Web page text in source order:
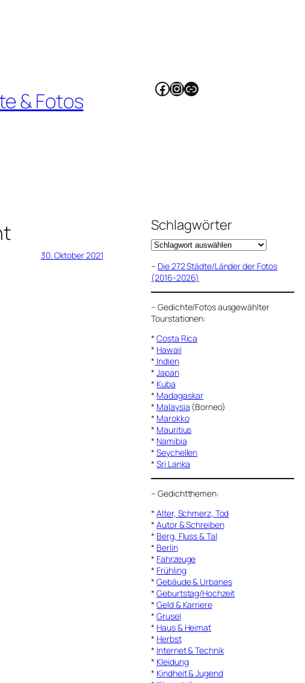
& Fotos Facebook
Instagram
Link
30. Oktober 2021
Schlagwörter
– Die 272 Städte/Länder der Fotos
(2016-2026)
–Gedichte/Fotos ausgewählter
Tourstationen:
*Costa Rica
* Hawaii
* Indien
*Japan
* Kuba
* Madagaskar
* Malaysia (Borneo)
* Marokko
* Mauritius
* Namibia
*Seychellen
*Sri Lanka
–Gedichtthemen:
*Alter, Schmerz, Tod
*Autor & Schreiben
* Berg, Fluss & Tal
* Berlin
* Fahrzeuge
* Frühling
*Gebäude & Urbanes
*Geburtstag/Hochzeit
*Geld & Karriere
*Grusel
* Haus & Heimat
* Herbst
* Internet & Technik
* Kleidung
* Kindheit & Jugend